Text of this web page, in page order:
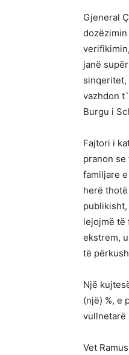
Gjeneral
dozëzimin
janë
sinqeritet,
vazhdon
Burgu i
Fajtori i
pranon se
familjare
herë
publikisht,
lejojmë të
ekstrem,
të
Një
(një) %, e
vullnetarë
Vet